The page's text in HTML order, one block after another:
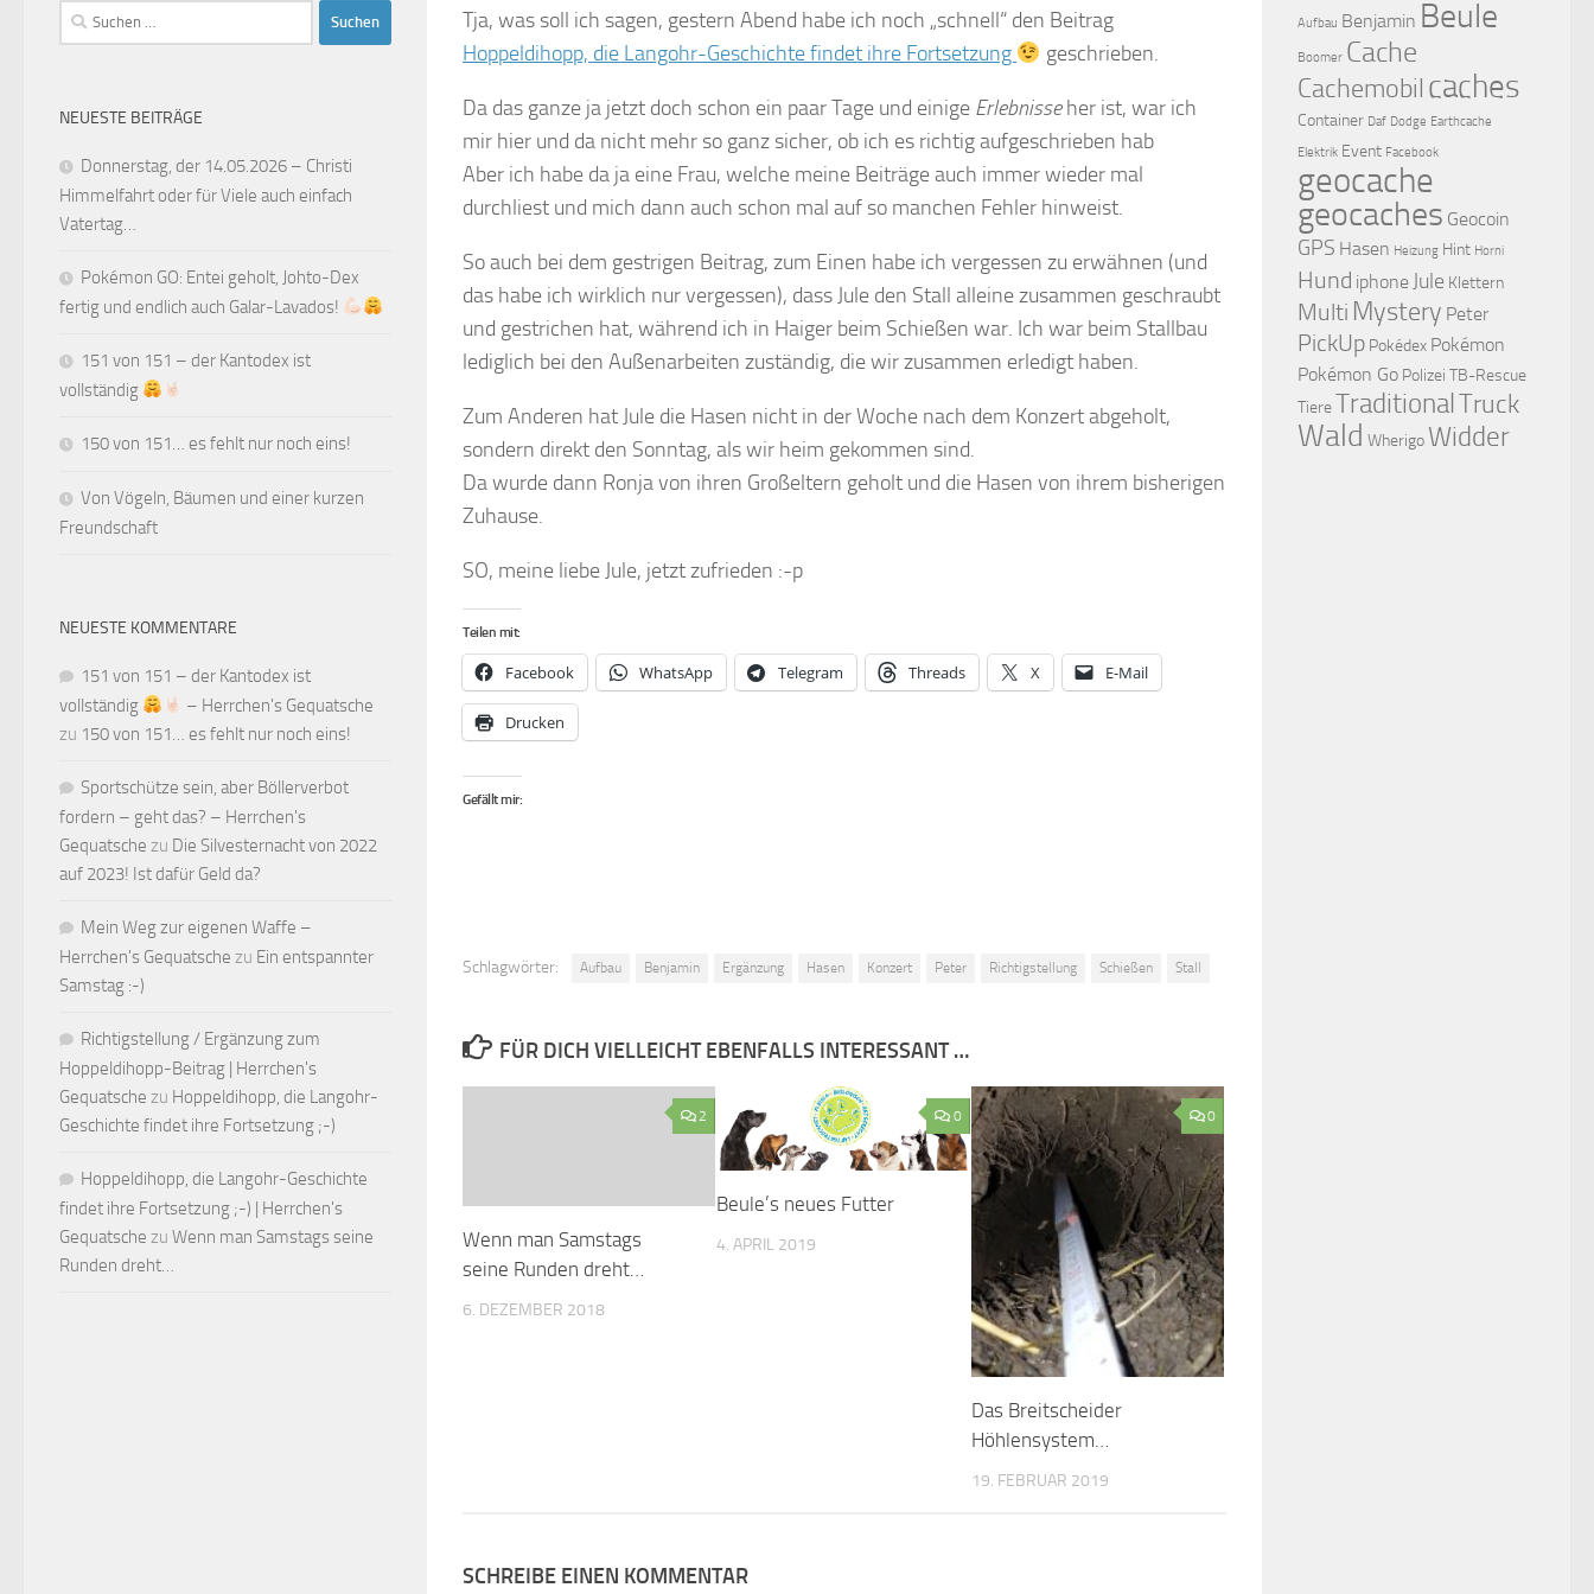
Tja, was soll ich sagen, gestern Abend habe ich noch „schnell“ den Beitrag
Hoppeldihopp, die Langohr-Geschichte findet ihre Fortsetzung
geschrieben.
Da das ganze ja jetzt doch schon ein paar Tage und einige Erlebnisseher ist, war ich
mir hier und da nicht mehr so ganz sicher, ob ich es richtig aufgeschrieben hab
Aber ich habe da ja eine Frau, welche meine Beiträge auch immer wieder mal
durchliest und mich dann auch schon mal auf so manchen Fehler hinweist.
So auch bei dem gestrigen Beitrag, zum Einen habe ich vergessen zu erwähnen (und
das habe ich wirklich nur vergessen), dass Jule den Stall alleine zusammen geschraubt
und gestrichen hat, während ich in Haiger beim Schießen war. Ich war beim Stallbau
lediglich bei den Außenarbeiten zuständig, die wir zusammen erledigt haben.
Zum Anderen hat Jule die Hasen nicht in der Woche nach dem Konzert abgeholt,
sondern direkt den Sonntag, als wir heim gekommen sind.
Da wurde dann Ronja von ihren Großeltern geholt und die Hasen von ihrem bisherigen
Zuhause.
SO, meine liebe Jule, jetzt zufrieden :-p
Teilen mit:
Facebook WhatsApp Telegram Threads X E-Mail
Drucken
Gefällt mir:
Schlagwörter: Aufbau Benjamin Ergänzung Hasen Konzert Peter Richtigstellung Schießen Stall
FÜR DICH VIELLEICHT EBENFALLS INTERESSANT …
2
Wenn man Samstags
seine Runden dreht…
6. DEZEMBER 2018
0
Beule’s neues Futter
4. APRIL 2019
0
Das Breitscheider
Höhlensystem…
19. FEBRUAR 2019
SCHREIBE EINEN KOMMENTAR
Suchen
nach:
NEUESTE BEITRÄGE
Donnerstag, der 14.05.2026 – Christi
Himmelfahrt oder für Viele auch einfach
Vatertag…
Pokémon GO: Entei geholt, Johto-Dex
fertig und endlich auch Galar-Lavados!
151 von 151 – der Kantodex ist
vollständig
150 von 151… es fehlt nur noch eins!
Von Vögeln, Bäumen und einer kurzen
Freundschaft
NEUESTE KOMMENTARE
151 von 151 – der Kantodex ist
vollständig
– Herrchen's Gequatsche
zu 150 von 151… es fehlt nur noch eins!
Sportschütze sein, aber Böllerverbot
fordern – geht das? – Herrchen's
Gequatsche zu Die Silvesternacht von 2022
auf 2023! Ist dafür Geld da?
Mein Weg zur eigenen Waffe –
Herrchen's Gequatsche zu Ein entspannter
Samstag :-)
Richtigstellung / Ergänzung zum
Hoppeldihopp-Beitrag | Herrchen's
Gequatsche zu Hoppeldihopp, die Langohr-
Geschichte findet ihre Fortsetzung ;-)
Hoppeldihopp, die Langohr-Geschichte
findet ihre Fortsetzung ;-) | Herrchen's
Gequatsche zu Wenn man Samstags seine
Runden dreht…
Aufbau Benjamin Beule
Boomer Cache
Cachemobil caches
Container Daf Dodge Earthcache
Elektrik Event Facebook
geocache
geocaches Geocoin
GPS Hasen Heizung Hint Horni
Hund iphone Jule Klettern
Multi Mystery Peter
PickUp Pokédex Pokémon
Pokémon Go Polizei TB-Rescue
TiereTraditional Truck
Wald Wherigo Widder